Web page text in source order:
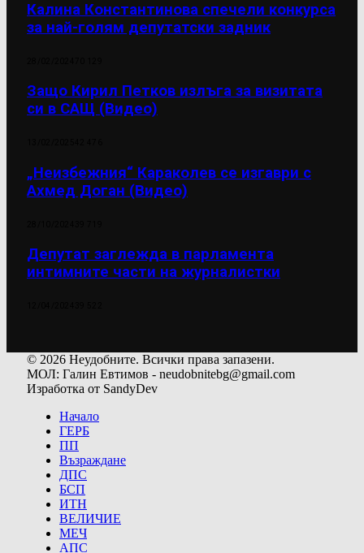
Калина Константинова спечели конкурса
за най-голям депутатски задник
Защо Кирил Петков излъга за визитата
си в САЩ (Видео)
„Неизбежния“ Караколев се изгаври с
Ахмед Доган (Видео)
Депутат заглежда в парламента
интимните части на журналистки
© 2026 Неудобните. Всички права запазени.
МОЛ: Галин Евтимов - neudobnitebg@gmail.com
Изработка от SandyDev
Начало
ГЕРБ
ПП
Възраждане
ДПС
БСП
ИТН
ВЕЛИЧИЕ
МЕЧ
АПС